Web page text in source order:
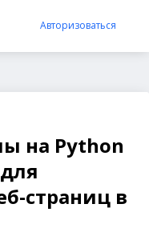
Авторизоваться
на Python
страниц в